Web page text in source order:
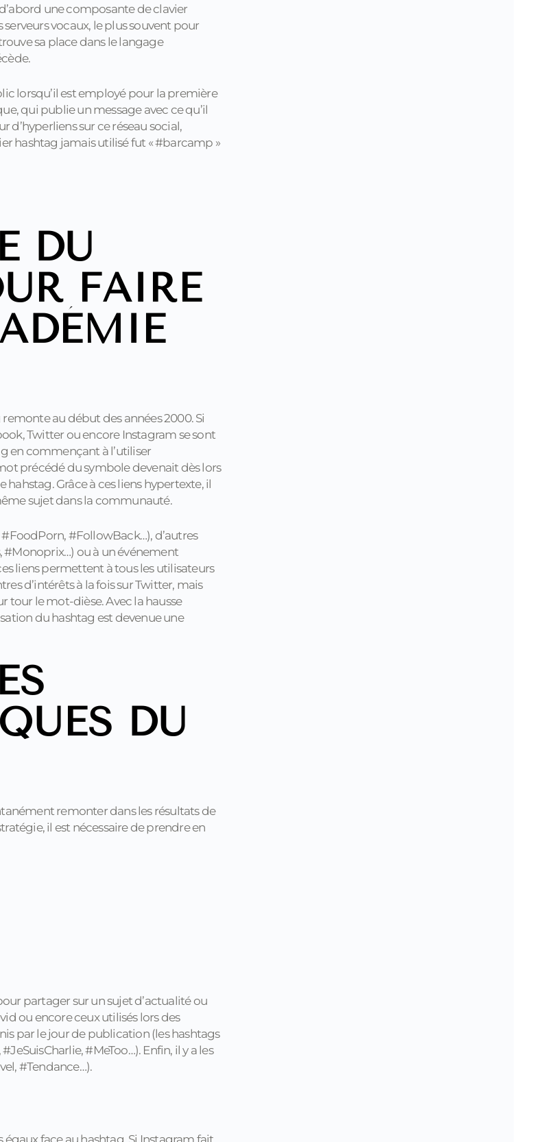
une composante de clavier
serveurs vocaux, le plus souvent pour
sa place dans le langage
lorsqu’il est employé pour la première
qui publie un message avec ce qu’il
d’hyperliens sur ce réseau social,
hashtag jamais utilisé fut « #barcamp »
DU
FAIRE
au début des années 2000. Si
Twitter ou encore Instagram se sont
en commençant à l’utiliser
précédé du symbole devenait dès lors
Grâce à ces liens hypertexte, il
sujet dans la communauté.
#FollowBack…), d’autres
ou à un événement
liens permettent à tous les utilisateurs
d’intérêts à la fois sur Twitter, mais
tour le mot-dièse. Avec la hausse
du hashtag est devenue une
DU
remonter dans les résultats de
il est nécessaire de prendre en
partager sur un sujet d’actualité ou
ou encore ceux utilisés lors des
par le jour de publication (les hashtags
#MeToo…). Enfin, il y a les
#Tendance…).
égaux face au hashtag. Si Instagram fait